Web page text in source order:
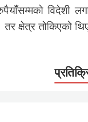
विदेशी
क्षेत्र तोकिएको